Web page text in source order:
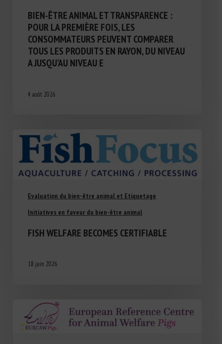
BIEN-ÊTRE ANIMAL ET TRANSPARENCE :
POUR LA PREMIÈRE FOIS, LES
CONSOMMATEURS PEUVENT COMPARER
TOUS LES PRODUITS EN RAYON, DU NIVEAU
A JUSQU’AU NIVEAU E
4 août 2026
Evaluation du bien-être animal et Etiquetage
Initiatives en faveur du bien-être animal
FISH WELFARE BECOMES CERTIFIABLE
18 juin 2026